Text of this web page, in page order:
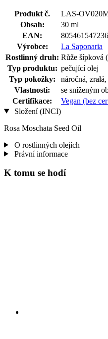
Produkt č.
LAS-
Obsah:
30 ml
EAN:
Výrobce:
La Saponaria
Rostlinný druh: Růže šípková
Typ produktu: pečující olej
Typ pokožky:
náročná,
Vlastnosti:
se sníženým
Certifikace:
Vegan (bez
Složení (INCI)
Rosa Moschata Seed Oil
O rostlinných olejích
Právní informace
K tomu se hodí